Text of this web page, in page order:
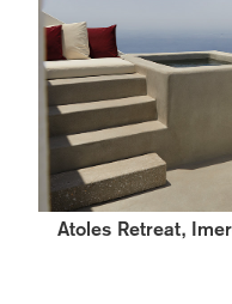
Atoles Retreat,